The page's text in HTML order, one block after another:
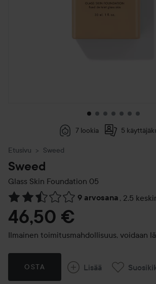
7 lookia 5
Etusivu Sweed
Sweed
Glass Skin Foundation 05
9 arvosana , 2.5
Siirtyä jhk Arvosana & kommentit
46,50 €
Ilmainen toimitusmahdollisuus, voidaan
OSTA Lisää